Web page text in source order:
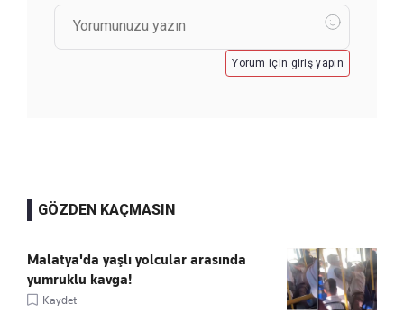
Yorum için giriş yapın
GÖZDEN KAÇMASIN
Malatya'da yaşlı yolcular arasında
yumruklu kavga!
Kaydet